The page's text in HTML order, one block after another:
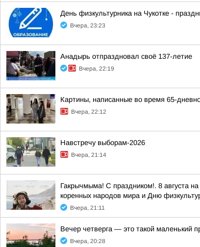
День физкультурника на Чукотке -
Вчера, 23:23
Анадырь отпраздновал своё 137-летие
Вчера, 22:19
Картины, написанные во время 65-
Вчера, 22:12
Навстречу выборам-2026
Вчера, 21:14
Гакрычмыма! С праздником!. 8 августа
коренных народов мира и Дню
Вчера, 21:11
Вечер четверга — это такой маленький
Вчера, 20:28